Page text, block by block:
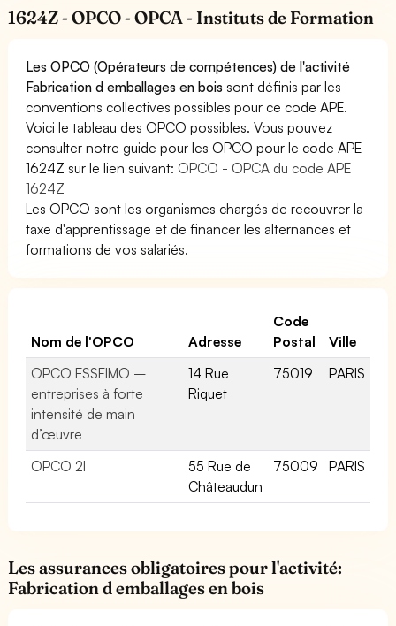
1624Z - OPCO - OPCA - Instituts de Formation
Les OPCO (Opérateurs de compétences) de l'activité
Fabrication d emballages en bois sont définis par les
conventions collectives possibles pour ce code APE.
Voici le tableau des OPCO possibles. Vous pouvez
consulter notre guide pour les OPCO pour le code APE
1624Z sur le lien suivant: OPCO - OPCA du code APE
1624Z
Les OPCO sont les organismes chargés de recouvrer la
taxe d'apprentissage et de financer les alternances et
formations de vos salariés.
Nom de l'OPCO Adresse
Code
Postal
Ville
OPCO ESSFIMO –
entreprises à forte
intensité de main
d’œuvre
14 Rue
Riquet
75019 PARIS
OPCO 2I
55 Rue de
Châteaudun
75009 PARIS
Les assurances obligatoires pour l'activité:
Fabrication d emballages en bois